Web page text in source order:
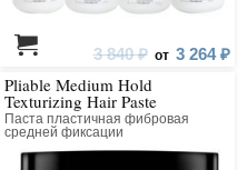
3 840 ₽ от 3 264 ₽
Pliable Medium Hold
Texturizing Hair Paste
Паста пластичная фибровая
средней фиксации